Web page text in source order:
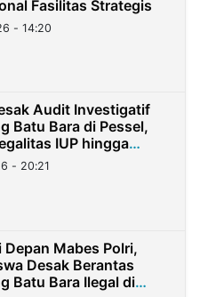
Fasilitas Strategis
- 14:20
Audit Investigatif
Batu Bara di Pessel,
IUP hingga
- 20:21
Depan Mabes Polri,
Desak Berantas
Batu Bara Ilegal di